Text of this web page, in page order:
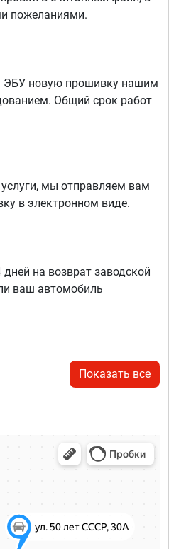
пожеланиями.
ЭБУ новую прошивку нашим
Общий срок работ
мы отправляем вам
в электронном виде.
на возврат заводской
ваш автомобиль
Показать все